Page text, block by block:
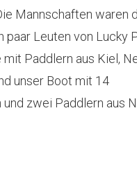
Mannschaften waren
paar Leuten von Lucky
Paddlern aus Kiel,
unser Boot mit 14
zwei Paddlern aus